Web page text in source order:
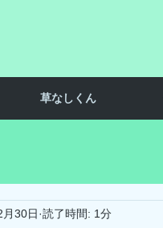
草なしくん
30日 読了時間: 1分